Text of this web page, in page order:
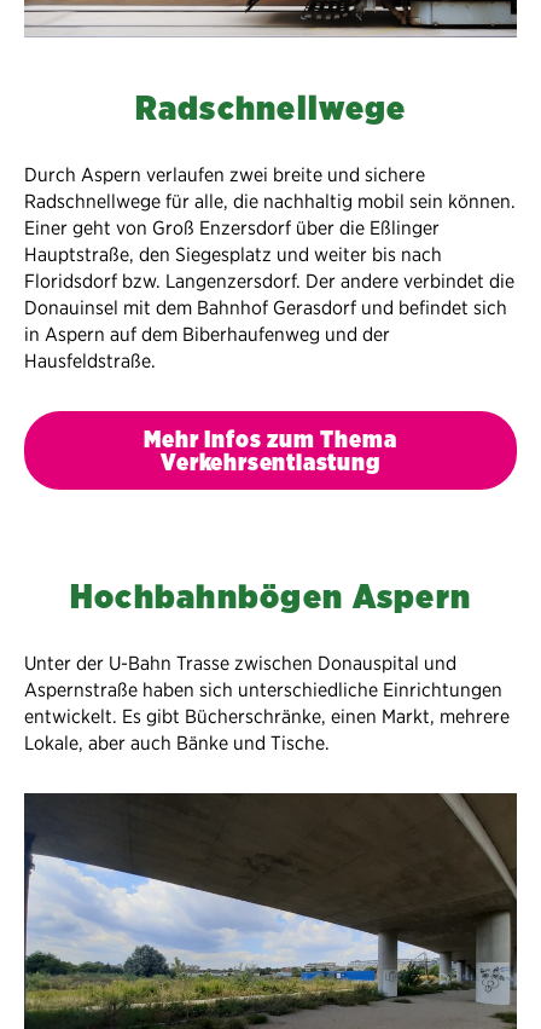
Radschnellwege
Durch Aspern verlaufen zwei breite und sichere
Radschnellwege für alle, die nachhaltig mobil sein können.
Einer geht von Groß Enzersdorf über die Eßlinger
Hauptstraße, den Siegesplatz und weiter bis nach
Floridsdorf bzw. Langenzersdorf. Der andere verbindet die
Donauinsel mit dem Bahnhof Gerasdorf und befindet sich
in Aspern auf dem Biberhaufenweg und der
Hausfeldstraße.
Mehr Infos zum Thema
Verkehrsentlastung
Hochbahnbögen Aspern
Unter der U-Bahn Trasse zwischen Donauspital und
Aspernstraße haben sich unterschiedliche Einrichtungen
entwickelt. Es gibt Bücherschränke, einen Markt, mehrere
Lokale, aber auch Bänke und Tische.